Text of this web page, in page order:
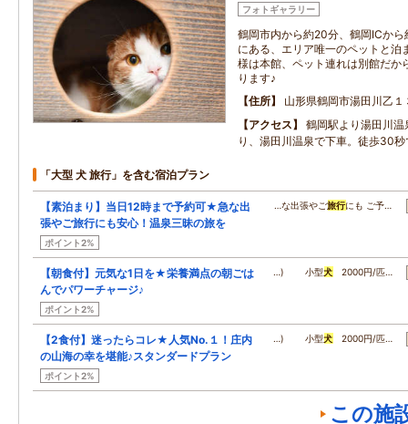
フォトギャラリー
鶴岡市内から約20分、鶴岡ICか
にある、エリア唯一のペットと泊
様は本館、ペット連れは別館だか
ります♪
住所
山形県鶴岡市湯田川乙１
アクセス
鶴岡駅より湯田川
り、湯田川温泉で下車。徒歩30秒
「大型 犬 旅行」を含む宿泊プラン
【素泊まり】当日12時まで予約可★急な出
張やご旅行にも安心！温泉三昧の旅を
ポイント2%
…な出張やご旅行にも ご予…
【朝食付】元気な1日を★栄養満点の朝ごは
んでパワーチャージ♪
ポイント2%
…) 小型犬 2000円/匹…
【2食付】迷ったらコレ★人気No.１！庄内
の山海の幸を堪能♪スタンダードプラン
ポイント2%
…) 小型犬 2000円/匹…
この施